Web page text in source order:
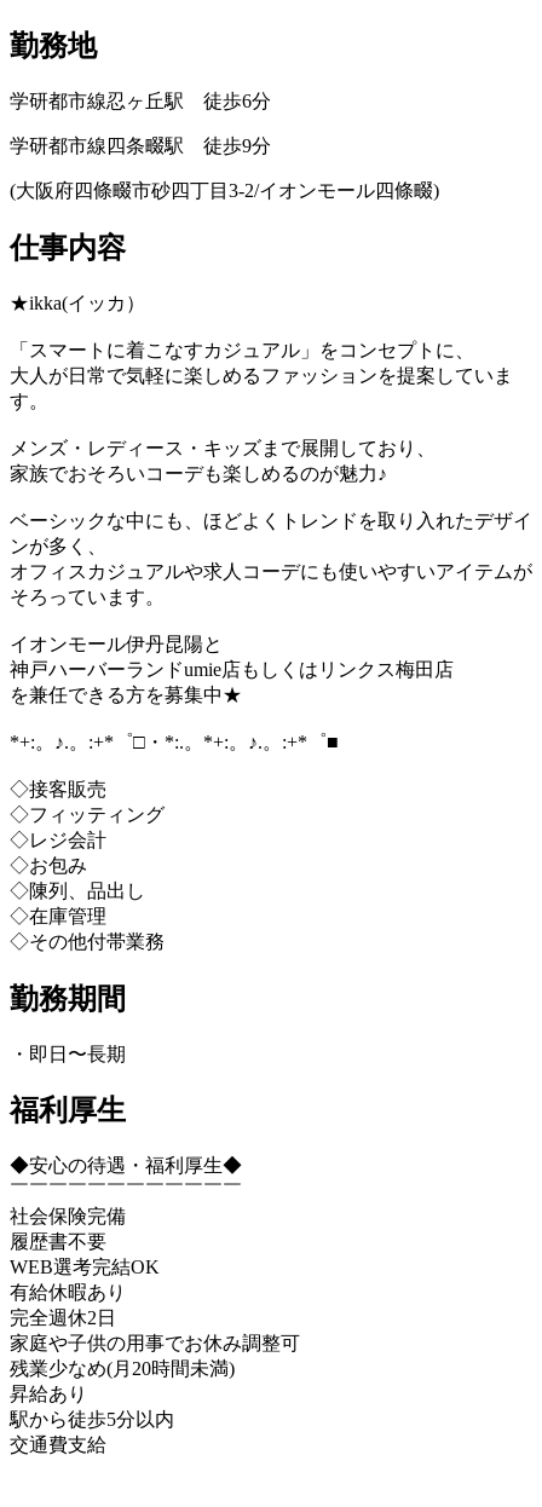
勤務地
学研都市線忍ヶ丘駅 徒歩6分
学研都市線四条畷駅 徒歩9分
(大阪府四條畷市砂四丁目3-2/イオンモール四條畷)
仕事内容
★ikka(イッカ）
「スマートに着こなすカジュアル」をコンセプトに、
大人が日常で気軽に楽しめるファッションを提案していま
す。
メンズ・レディース・キッズまで展開しており、
家族でおそろいコーデも楽しめるのが魅力♪
ベーシックな中にも、ほどよくトレンドを取り入れたデザイ
ンが多く、
オフィスカジュアルや求人コーデにも使いやすいアイテムが
そろっています。
イオンモール伊丹昆陽と
神戸ハーバーランドumie店もしくはリンクス梅田店
を兼任できる方を募集中★
*+:。♪.。:+*゜□・*:.。*+:。♪.。:+*゜■
◇接客販売
◇フィッティング
◇レジ会計
◇お包み
◇陳列、品出し
◇在庫管理
◇その他付帯業務
勤務期間
・即日〜長期
福利厚生
◆安心の待遇・福利厚生◆
￣￣￣￣￣￣￣￣￣￣￣￣
社会保険完備
履歴書不要
WEB選考完結OK
有給休暇あり
完全週休2日
家庭や子供の用事でお休み調整可
残業少なめ(月20時間未満)
昇給あり
駅から徒歩5分以内
交通費支給